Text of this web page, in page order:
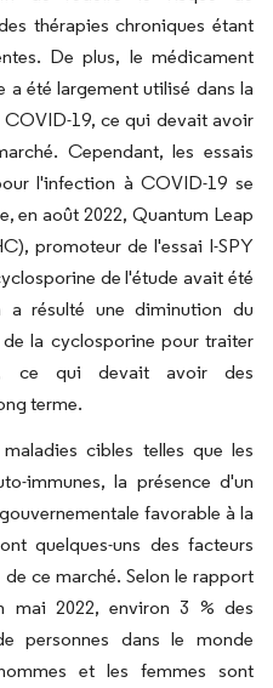
thérapies chroniques étant
De plus, le médicament
été largement utilisé dans la
19, ce qui devait avoir
Cependant, les essais
l'infection à COVID-19 se
en août 2022, Quantum Leap
promoteur de l'essai I-SPY
de l'étude avait été
résulté une diminution du
la cyclosporine pour traiter
ce qui devait avoir des
terme.
cibles telles que les
immunes, la présence d'un
favorable à la
quelques-uns des facteurs
ce marché. Selon le rapport
mai 2022, environ 3 % des
personnes dans le monde
et les femmes sont